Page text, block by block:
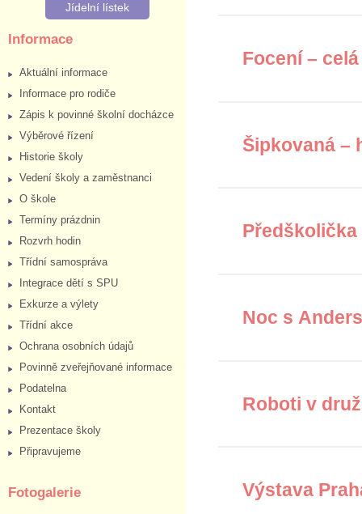
Jídelní lístek
Informace
Aktuální informace
Informace pro rodiče
Zápis k povinné školní docházce
Výběrové řízení
Historie školy
Vedení školy a zaměstnanci
O škole
Termíny prázdnin
Rozvrh hodin
Třídní samospráva
Integrace dětí s SPU
Exkurze a výlety
Třídní akce
Ochrana osobních údajů
Povinně zveřejňované informace
Podatelna
Kontakt
Prezentace školy
Připravujeme
Fotogalerie
Focení –
Šipkovaná –
Předškolička
Noc s
Roboti v
Výstava